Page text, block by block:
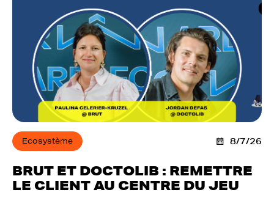
Ecosystème 8/7/26
BRUT ET DOCTOLIB : REMETTRE
LE CLIENT AU CENTRE DU JEU